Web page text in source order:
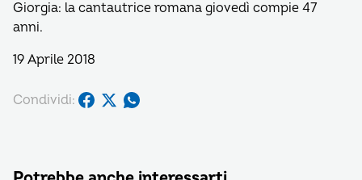
Giorgia: la cantautrice romana giovedì compie 47
anni.
19 Aprile 2018
Condividi: